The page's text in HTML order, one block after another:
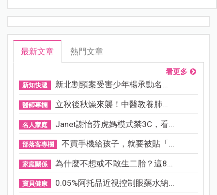
最新文章 熱門文章
看更多
新知快遞 新北割頸案受害少年楊承勳名...
醫師專欄 立秋後秋燥來襲！中醫教養肺...
名人家庭 Janet謝怡芬虎媽模式禁3C，看...
部落客專欄 不買手機給孩子，就要被貼「...
家庭關係 為什麼不想或不敢生二胎？這8...
寶貝健康 0.05%阿托品近視控制眼藥水納...